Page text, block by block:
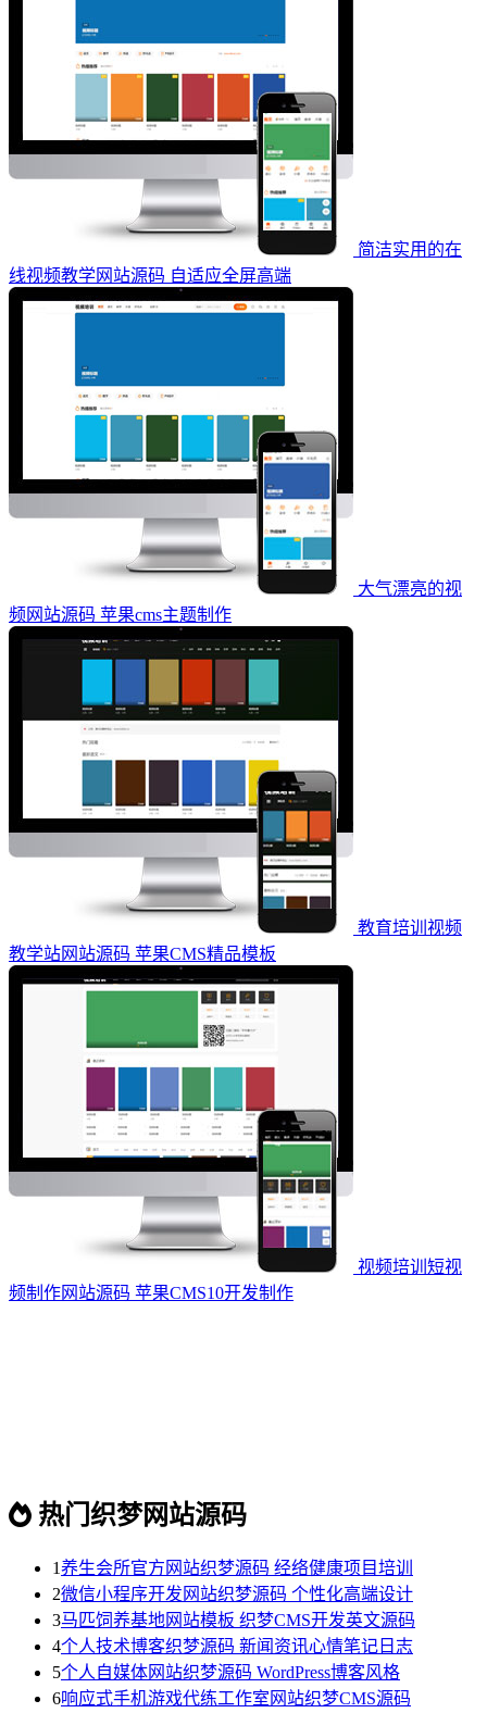
简洁实用的在
线视频教学网站源码 自适应全屏高端
大气漂亮的视
频网站源码 苹果cms主题制作
教育培训视频
教学站网站源码 苹果CMS精品模板
视频培训短视
频制作网站源码 苹果CMS10开发制作
热门织梦网站源码
1养生会所官方网站织梦源码 经络健康项目培训
2微信小程序开发网站织梦源码 个性化高端设计
3马匹饲养基地网站模板 织梦CMS开发英文源码
4个人技术博客织梦源码 新闻资讯心情笔记日志
5个人自媒体网站织梦源码 WordPress博客风格
6响应式手机游戏代练工作室网站织梦CMS源码